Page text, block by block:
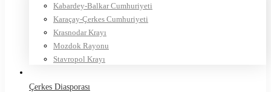
Kabardey-Balkar Cumhuriyeti
Karaçay-Çerkes Cumhuriyeti
Krasnodar Krayı
Mozdok Rayonu
Stavropol Krayı
Çerkes Diasporası